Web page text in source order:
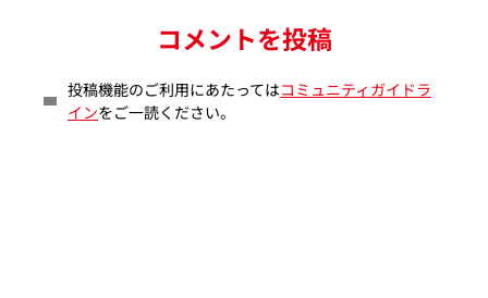
コメントを投稿
投稿機能のご利用にあたってはコミュニティガイドラ
インをご一読ください。